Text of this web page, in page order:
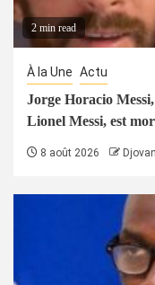
2 min read
À la Une Actu
Jorge Horacio
Lionel Messi, est
8 août 2026